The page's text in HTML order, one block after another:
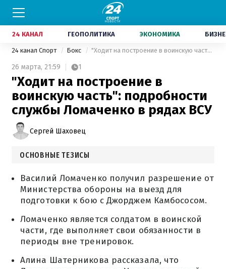
24 КАНАЛ ГЕОПОЛИТИКА ЭКОНОМИКА
24 канал Спорт Бокс "Ходит на построение в воинскую часть": подробности службы Ломаченко в рядах ВСУ
26 марта, 21:59 1
"Ходит на построение в
воинскую часть": подробности
службы Ломаченко в рядах ВСУ
Сергей Шаховец
ОСНОВНЫЕ ТЕЗИСЫ
Василий Ломаченко получил разрешение от
Министерства обороны на выезд для
подготовки к бою с Джорджем Камбососом.
Ломаченко является солдатом в воинской
части, где выполняет свои обязанности в
периоды вне тренировок.
Алина Шатерникова рассказала, что